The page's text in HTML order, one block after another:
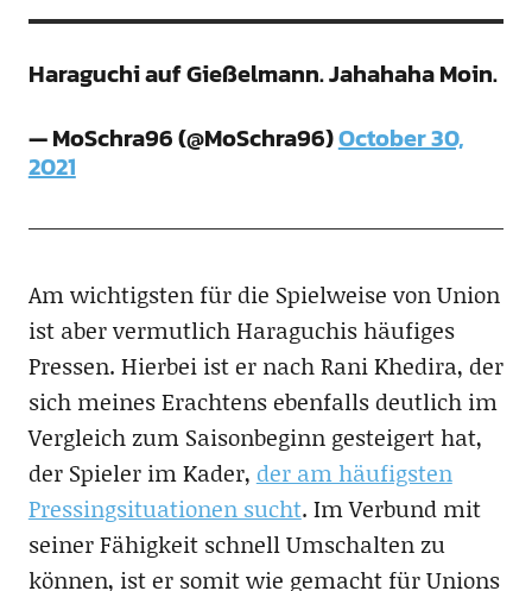
Haraguchi auf Gießelmann. Jahahaha Moin.
— MoSchra96 (@MoSchra96)October 30,
2021
Am wichtigsten für die Spielweise von Union
ist aber vermutlich Haraguchis häufiges
Pressen. Hierbei ist er nach Rani Khedira, der
sich meines Erachtens ebenfalls deutlich im
Vergleich zum Saisonbeginn gesteigert hat,
der Spieler im Kader, der am häufigsten
Pressingsituationen sucht. Im Verbund mit
seiner Fähigkeit schnell Umschalten zu
können, ist er somit wie gemacht für Unions